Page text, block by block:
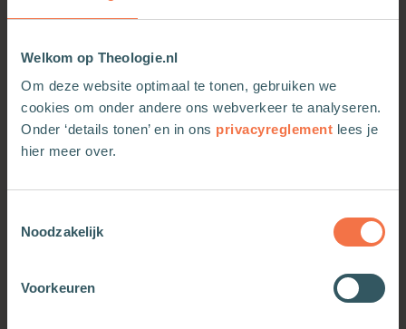
Welkom op Theologie.nl
Om deze website optimaal te tonen, gebruiken we
cookies om onder andere ons webverkeer te analyseren.
Onder ‘details tonen’ en in ons privacyreglement lees je
hier meer over.
Noodzakelijk
Voorkeuren
Samen Jong praktijkboek
Meer informatie Meer informatie